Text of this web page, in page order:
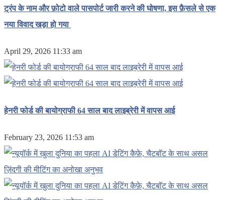
ट्रंप के नाम और फ़ोटो वाले पासपोर्ट जारी करने की घोषणा, इस फ़ैसले से एक
नया विवाद खड़ा हो गया
April 29, 2026 11:33 am
हेनरी फोर्ड की बायोग्राफी 64 साल बाद लाइब्रेरी में वापस आई
February 23, 2026 11:53 am